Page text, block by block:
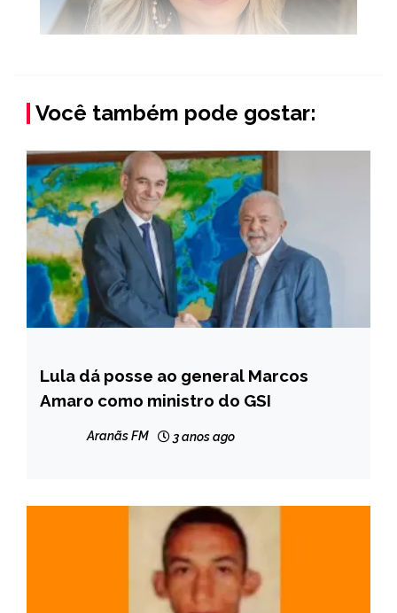
Você também pode gostar:
BRASIL
NOTÍCIAS
Lula dá posse ao general Marcos
Amaro como ministro do GSI
Aranãs FM 3 anos ago